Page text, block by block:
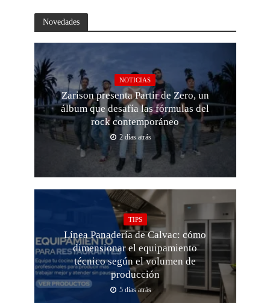
Novedades
NOTICIAS
Zarison presenta Partir de Zero, un
álbum que desafía las fórmulas del
rock contemporáneo
2 días atrás
TIPS
Línea Panadería de Calvac: cómo
dimensionar el equipamiento
técnico según el volumen de
producción
5 días atrás